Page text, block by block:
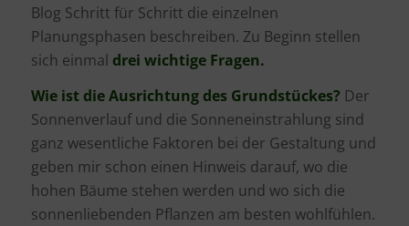
Blog Schritt für Schritt die einzelnen
Planungsphasen beschreiben. Zu Beginn stellen
sich einmal drei wichtige Fragen.
Wie ist die Ausrichtung des Grundstückes? Der
Sonnenverlauf und die Sonneneinstrahlung sind
ganz wesentliche Faktoren bei der Gestaltung und
geben mir schon einen Hinweis darauf, wo die
hohen Bäume stehen werden und wo sich die
sonnenliebenden Pflanzen am besten wohlfühlen.